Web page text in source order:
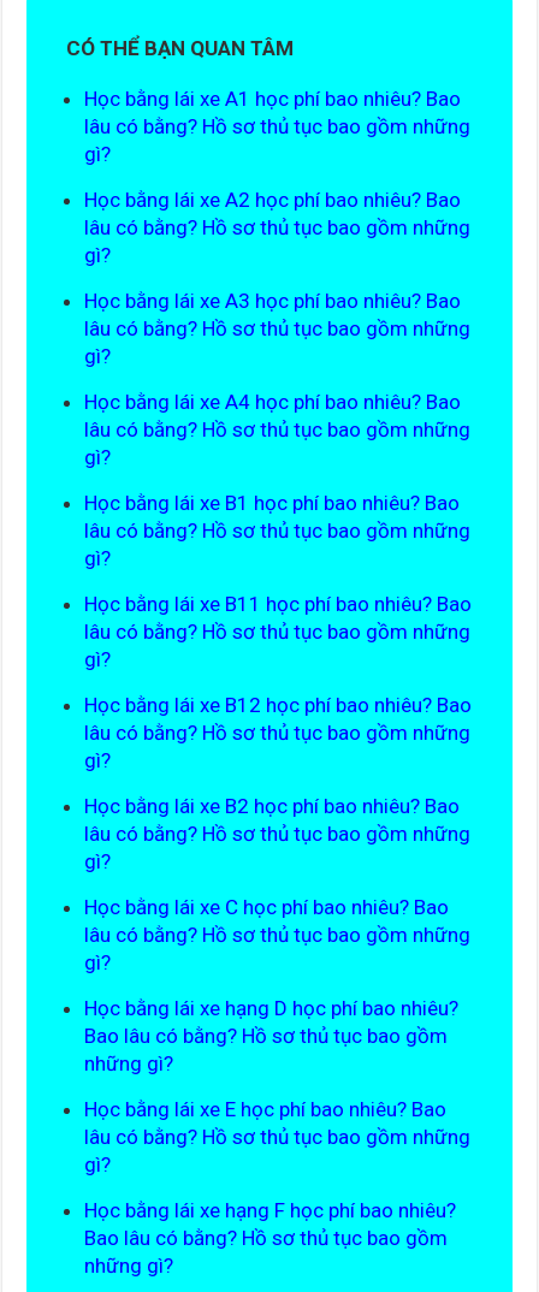
CÓ THỂ BẠN QUAN TÂM
Học bằng lái xe A1 học phí bao nhiêu? Bao
lâu có bằng? Hồ sơ thủ tục bao gồm những
gì?
Học bằng lái xe A2 học phí bao nhiêu? Bao
lâu có bằng? Hồ sơ thủ tục bao gồm những
gì?
Học bằng lái xe A3 học phí bao nhiêu? Bao
lâu có bằng? Hồ sơ thủ tục bao gồm những
gì?
Học bằng lái xe A4 học phí bao nhiêu? Bao
lâu có bằng? Hồ sơ thủ tục bao gồm những
gì?
Học bằng lái xe B1 học phí bao nhiêu? Bao
lâu có bằng? Hồ sơ thủ tục bao gồm những
gì?
Học bằng lái xe B11 học phí bao nhiêu? Bao
lâu có bằng? Hồ sơ thủ tục bao gồm những
gì?
Học bằng lái xe B12 học phí bao nhiêu? Bao
lâu có bằng? Hồ sơ thủ tục bao gồm những
gì?
Học bằng lái xe B2 học phí bao nhiêu? Bao
lâu có bằng? Hồ sơ thủ tục bao gồm những
gì?
Học bằng lái xe C học phí bao nhiêu? Bao
lâu có bằng? Hồ sơ thủ tục bao gồm những
gì?
Học bằng lái xe hạng D học phí bao nhiêu?
Bao lâu có bằng? Hồ sơ thủ tục bao gồm
những gì?
Học bằng lái xe E học phí bao nhiêu? Bao
lâu có bằng? Hồ sơ thủ tục bao gồm những
gì?
Học bằng lái xe hạng F học phí bao nhiêu?
Bao lâu có bằng? Hồ sơ thủ tục bao gồm
những gì?